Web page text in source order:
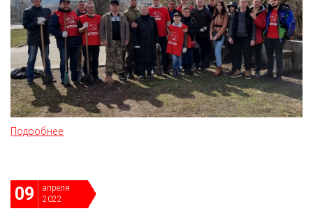
Подробнее
09
апреля
2022